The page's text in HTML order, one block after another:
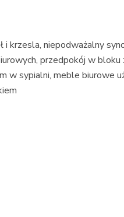
i krzesla, niepodważalny
przedpokój w bloku
w sypialni, meble biurowe